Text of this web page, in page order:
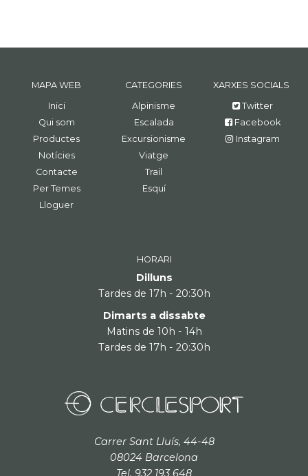
MAPA WEB
Inici
Qui som
Productes
Notícies
Contacte
Per Temes
Lloguer
CATEGORIES
Alpinisme
Escalada
Excursionisme
Viatge
Trail
Esquí
XARXES SOCIALS
Twitter
Facebook
Instagram
HORARI
Dilluns
Tardes de 17h - 20:30h
Dimarts a dissabte
Matins de 10h - 14h
Tardes de 17h - 20:30h
Carrer Sant Lluís, 44-48
08024 Barcelona
Tel. 932 193 648